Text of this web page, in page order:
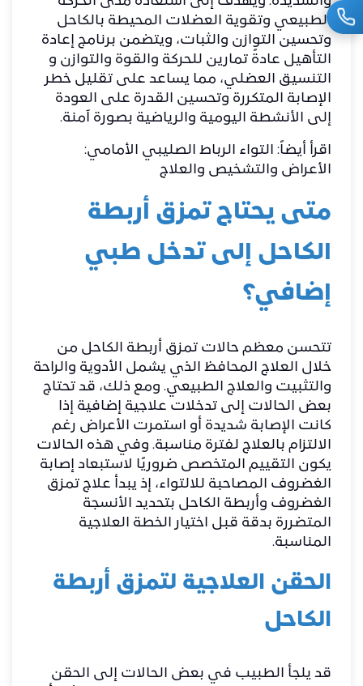
الطبيعي وتقوية العضلات المحيطة بالكاحل
وتحسين التوازن والثبات، ويتضمن برنامج إعادة
التأهيل عادةً تمارين للحركة والقوة والتوازن و
التنسيق العضلي، مما يساعد على تقليل خطر
الإصابة المتكررة وتحسين القدرة على العودة
إلى الأنشطة اليومية والرياضية بصورة آمنة.
اقرأ أيضاً:
التواء الرباط الصليبي الأمامي:
الأعراض والتشخيص والعلاج
متى يحتاج تمزق أربطة
الكاحل إلى تدخل طبي
إضافي؟
تتحسن معظم حالات تمزق أربطة الكاحل من
خلال العلاج المحافظ الذي يشمل الأدوية والراحة
والتثبيت والعلاج الطبيعي. ومع ذلك، قد تحتاج
بعض الحالات إلى تدخلات علاجية إضافية إذا
كانت الإصابة شديدة أو استمرت الأعراض رغم
الالتزام بالعلاج لفترة مناسبة. وفي هذه الحالات
يكون التقييم المتخصص ضروريًا لاستبعاد إصابة
الغضروف المصاحبة للالتواء، إذ يبدأ علاج تمزق
الغضروف وأربطة الكاحل بتحديد الأنسجة
المتضررة بدقة قبل اختيار الخطة العلاجية
المناسبة.
الحقن العلاجية لتمزق أربطة
الكاحل
قد يلجأ الطبيب في بعض الحالات إلى الحقن